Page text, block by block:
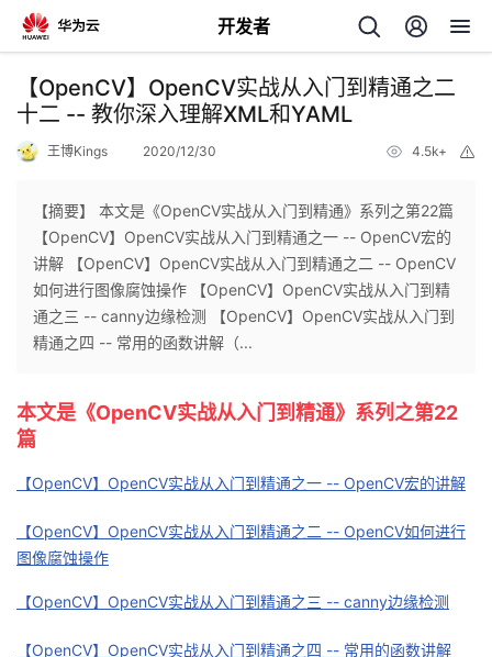
开发者
返
回
个
人
页
我
开
发
者
【OpenCV】OpenCV实战从入门到精通之二
十二 -- 教你深入理解XML和YAML
王博Kings 2020/12/30 4.5k+
【摘要】 本文是《OpenCV实战从入门到精通》系列之第22篇
【OpenCV】OpenCV实战从入门到精通之一 -- OpenCV宏的
讲解 【OpenCV】OpenCV实战从入门到精通之二 -- OpenCV
如何进行图像腐蚀操作 【OpenCV】OpenCV实战从入门到精
通之三 -- canny边缘检测 【OpenCV】OpenCV实战从入门到
精通之四 -- 常用的函数讲解（...
本文是《OpenCV实战从入门到精通》系列之第22
篇
【OpenCV】OpenCV实战从入门到精通之一 -- OpenCV宏的讲解
【OpenCV】OpenCV实战从入门到精通之二 -- OpenCV如何进行
图像腐蚀操作
【OpenCV】OpenCV实战从入门到精通之三 -- canny边缘检测
【OpenCV】OpenCV实战从入门到精通之四 -- 常用的函数讲解